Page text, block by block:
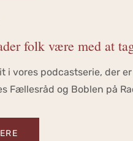
folk være med at
i vores podcastserie, der
Fællesråd og Boblen på